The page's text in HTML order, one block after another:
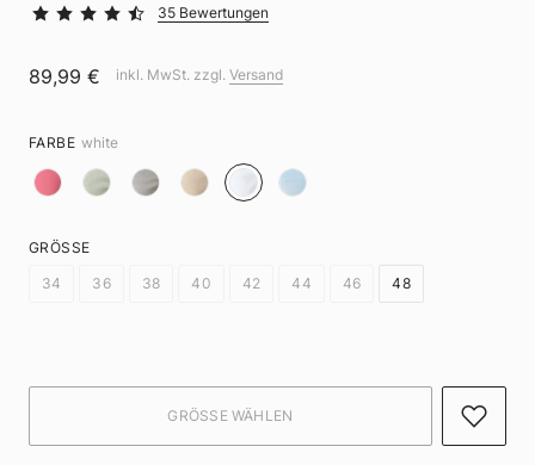
35 Bewertungen
89,99 € inkl. MwSt. zzgl. Versand
FARBE white
GRÖSSE
34
36 38 40 42 44 46 48